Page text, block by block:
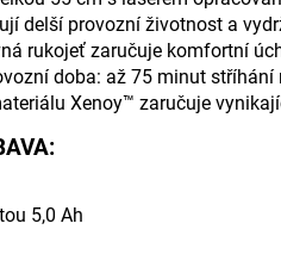
delší provozní životnost a
rukojeť zaručuje komfortní
doba: až 75 minut
Xenoy™ zaručuje
5,0 Ah